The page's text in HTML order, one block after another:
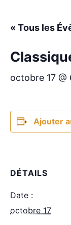
« Tous les
octobre 17 @
Ajouter
DÉTAILS
Date :
octobre 17